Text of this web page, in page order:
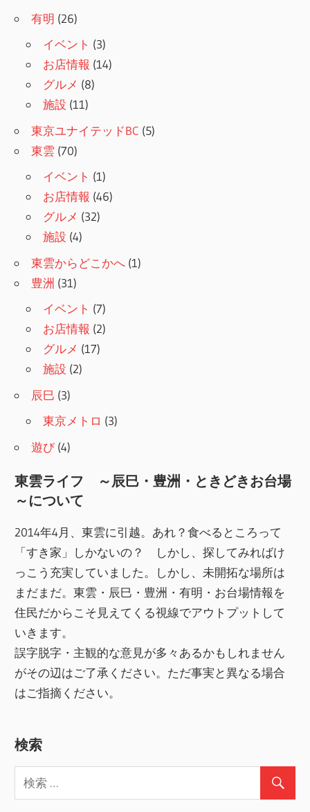
有明 (26)
イベント (3)
お店情報 (14)
グルメ (8)
施設 (11)
東京ユナイテッドBC (5)
東雲 (70)
イベント (1)
お店情報 (46)
グルメ (32)
施設 (4)
東雲からどこかへ (1)
豊洲 (31)
イベント (7)
お店情報 (2)
グルメ (17)
施設 (2)
辰巳 (3)
東京メトロ (3)
遊び (4)
東雲ライフ ～辰巳・豊洲・ときどきお台場
～について
2014年4月、東雲に引越。あれ？食べるところって
「すき家」しかないの？ しかし、探してみればけ
っこう充実していました。しかし、未開拓な場所は
まだまだ。東雲・辰巳・豊洲・有明・お台場情報を
住民だからこそ見えてくる視線でアウトプットして
いきます。
誤字脱字・主観的な意見が多々あるかもしれません
がその辺はご了承ください。ただ事実と異なる場合
はご指摘ください。
検索